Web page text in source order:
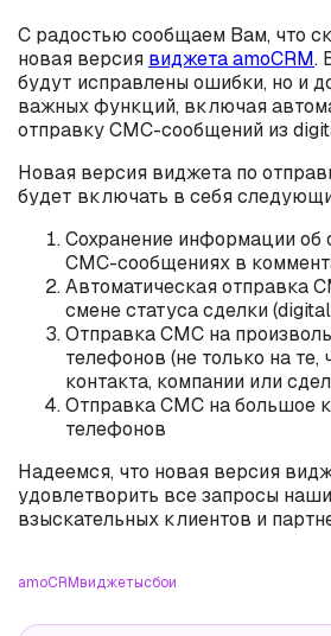
С радостью сообщаем Вам, что
новая версия виджета amoCRM.
будут исправлены ошибки, но и
важных функций, включая
отправку СМС-сообщений из
Новая версия виджета по
будет включать в себя
Сохранение информации об
СМС-сообщениях в
Автоматическая отправка
смене статуса сделки
Отправка СМС на
телефонов (не только на те,
контакта, компании или
Отправка СМС на большое
телефонов
Надеемся, что новая версия
удовлетворить все запросы
взыскательных клиентов и
amoCRMвиджетысбои